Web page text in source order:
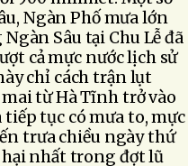
Ngàn Phố mưa lớn
Sâu tại Chu Lễ đã
cả mực nước lịch sử
chỉ cách trận lụt
từ Hà Tĩnh trở vào
tục có mưa to, mực
trưa chiều ngày thứ
nhất trong đợt lũ